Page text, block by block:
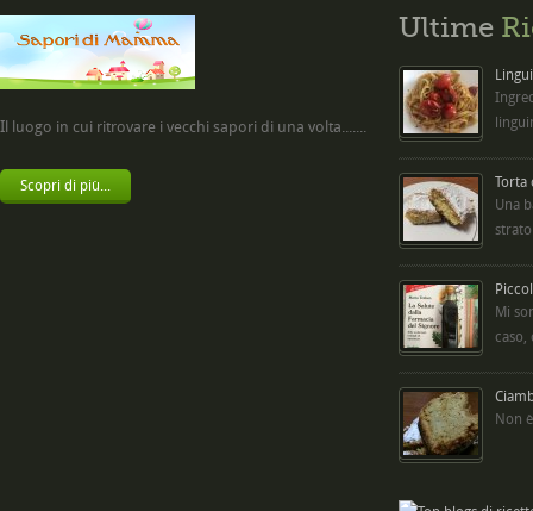
Il luogo in cui ritrovare i vecchi sapori di una volta.......
Scopri di più...
Ultime
Torta
Una
Mi
caso,
Non